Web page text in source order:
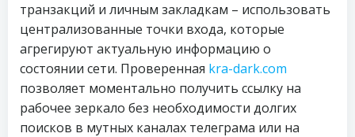
транзакций и личным закладкам – использовать
централизованные точки входа, которые
агрегируют актуальную информацию о
состоянии сети. Проверенная kra-dark.com
позволяет моментально получить ссылку на
рабочее зеркало без необходимости долгих
поисков в мутных каналах телеграма или на